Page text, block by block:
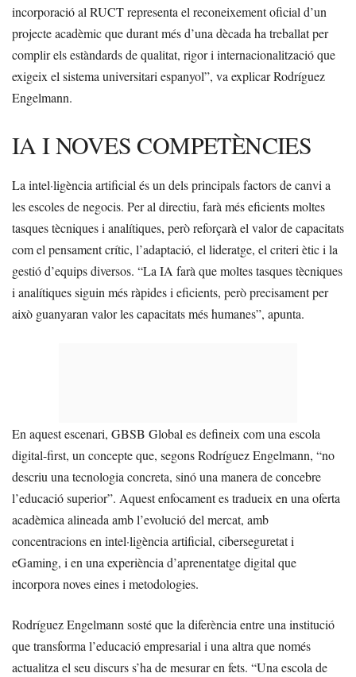
incorporació al RUCT representa el reconeixement oficial d’un
projecte acadèmic que durant més d’una dècada ha treballat per
complir els estàndards de qualitat, rigor i internacionalització que
exigeix el sistema universitari espanyol”, va explicar Rodríguez
Engelmann.
IA I NOVES COMPETÈNCIES
La intel·ligència artificial és un dels principals factors de canvi a
les escoles de negocis. Per al directiu, farà més eficients moltes
tasques tècniques i analítiques, però reforçarà el valor de capacitats
com el pensament crític, l’adaptació, el lideratge, el criteri ètic i la
gestió d’equips diversos. “La IA farà que moltes tasques tècniques
i analítiques siguin més ràpides i eficients, però precisament per
això guanyaran valor les capacitats més humanes”, apunta.
En aquest escenari, GBSB Global es defineix com una escola
digital-first, un concepte que, segons Rodríguez Engelmann, “no
descriu una tecnologia concreta, sinó una manera de concebre
l’educació superior”. Aquest enfocament es tradueix en una oferta
acadèmica alineada amb l’evolució del mercat, amb
concentracions en intel·ligència artificial, ciberseguretat i
eGaming, i en una experiència d’aprenentatge digital que
incorpora noves eines i metodologies.
Rodríguez Engelmann sosté que la diferència entre una institució
que transforma l’educació empresarial i una altra que només
actualitza el seu discurs s’ha de mesurar en fets. “Una escola de